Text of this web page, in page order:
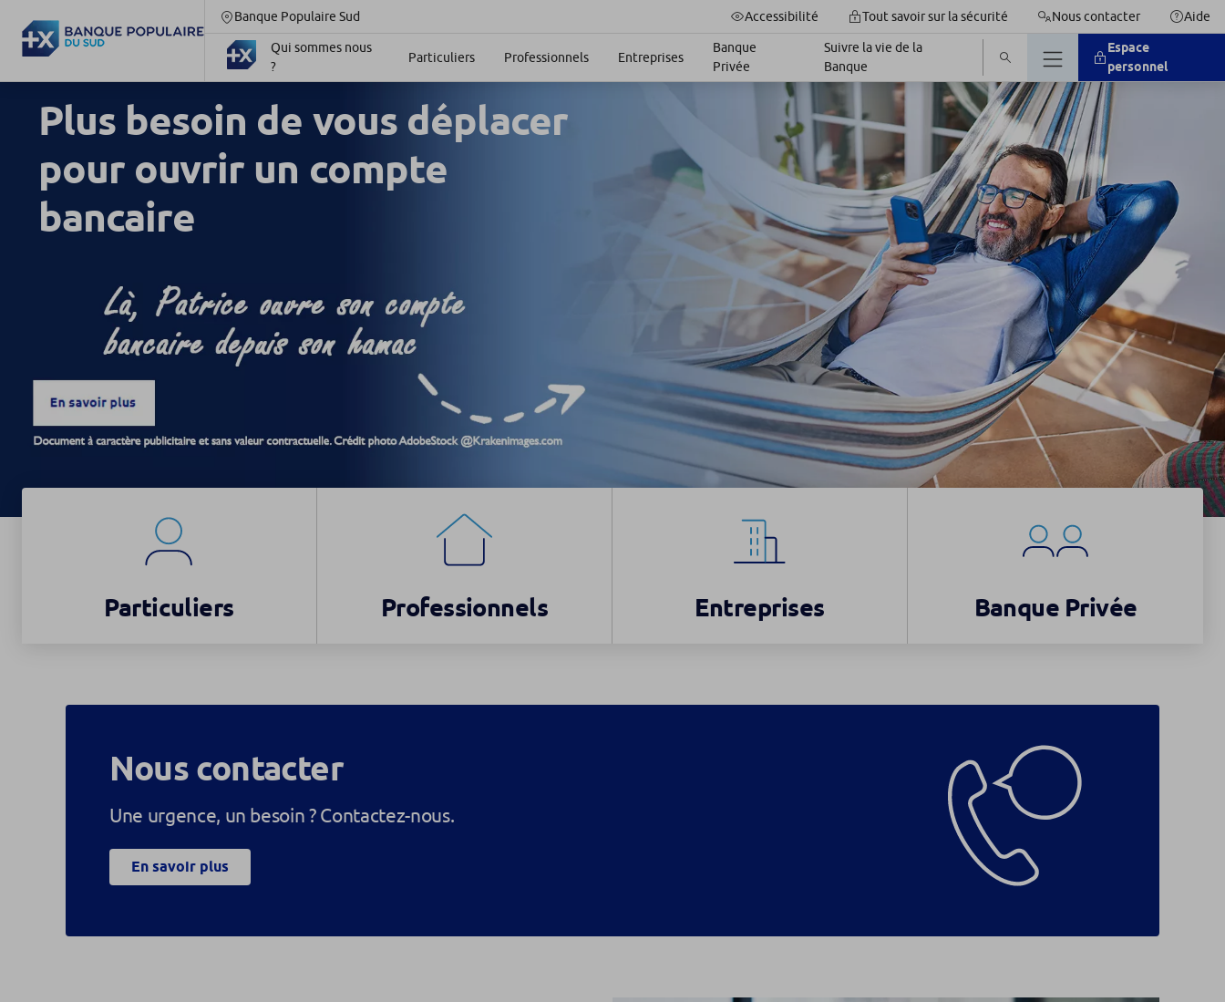
Banque Populaire Sud Accessibilité Tout savoir sur la sécurité Nous contacter Aide
Qui sommes nous
?
Particuliers Professionnels Entreprises
Banque
Privée
Suivre la vie de la
Banque
Espace
personnel
Plus besoin de vous déplacer
pour ouvrir un compte
bancaire
Particuliers Professionnels Entreprises Banque Privée
Nous contacter
Une urgence, un besoin ? Contactez-nous.
En savoir plus